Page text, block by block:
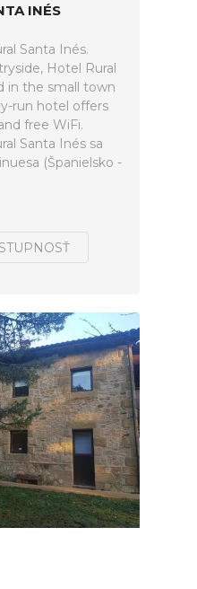
INÉS
Santa Inés.
Hotel Rural
in the small town
run hotel offers
free WiFi.
Santa Inés sa
(Španielsko -